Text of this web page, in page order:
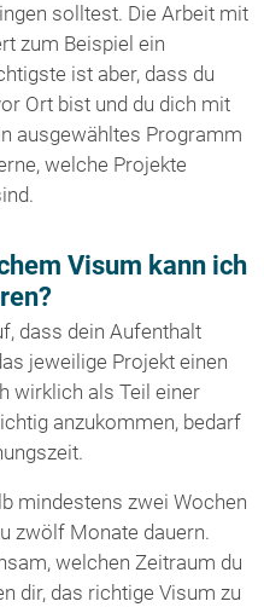
solltest. Die Arbeit mit
zum Beispiel ein
ist aber, dass du
Ort bist und du dich mit
ausgewähltes Programm
welche Projekte
Visum kann ich
dass dein Aufenthalt
jeweilige Projekt einen
wirklich als Teil einer
anzukommen, bedarf
mindestens zwei Wochen
zwölf Monate dauern.
welchen Zeitraum du
dir, das richtige Visum zu